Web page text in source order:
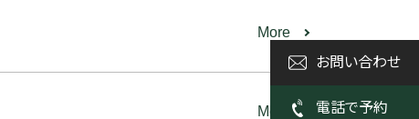
More
More
お問い合わせ
電話で予約